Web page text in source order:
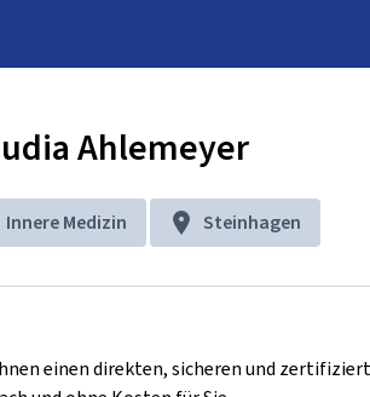
Ahlemeyer
Innere Medizin Steinhagen
einen direkten, sicheren und